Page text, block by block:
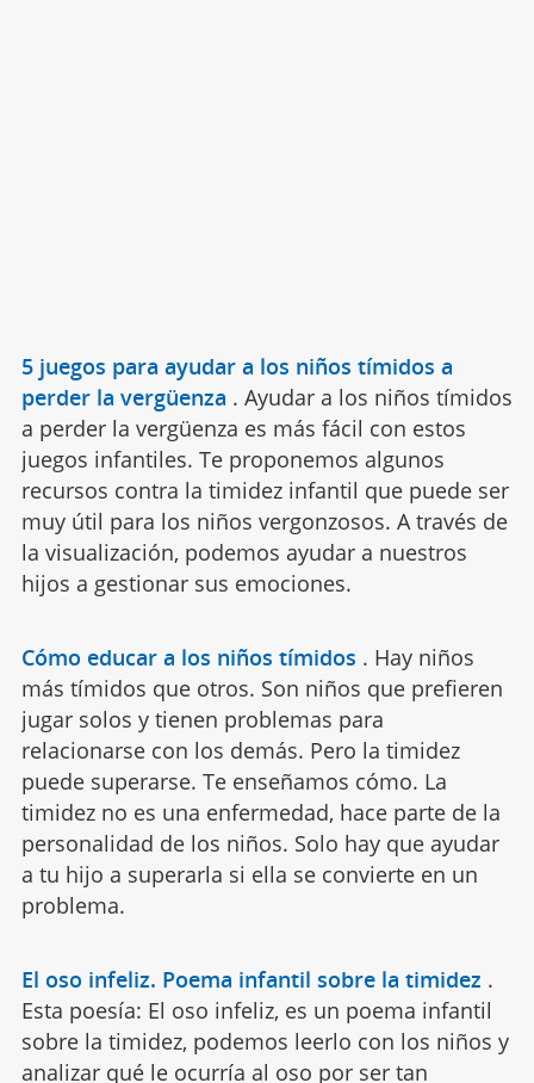
5 juegos para ayudar a los niños tímidos a
perder la vergüenza . Ayudar a los niños tímidos
a perder la vergüenza es más fácil con estos
juegos infantiles. Te proponemos algunos
recursos contra la timidez infantil que puede ser
muy útil para los niños vergonzosos. A través de
la visualización, podemos ayudar a nuestros
hijos a gestionar sus emociones.
Cómo educar a los niños tímidos . Hay niños
más tímidos que otros. Son niños que prefieren
jugar solos y tienen problemas para
relacionarse con los demás. Pero la timidez
puede superarse. Te enseñamos cómo. La
timidez no es una enfermedad, hace parte de la
personalidad de los niños. Solo hay que ayudar
a tu hijo a superarla si ella se convierte en un
problema.
El oso infeliz. Poema infantil sobre la timidez .
Esta poesía: El oso infeliz, es un poema infantil
sobre la timidez, podemos leerlo con los niños y
analizar qué le ocurría al oso por ser tan